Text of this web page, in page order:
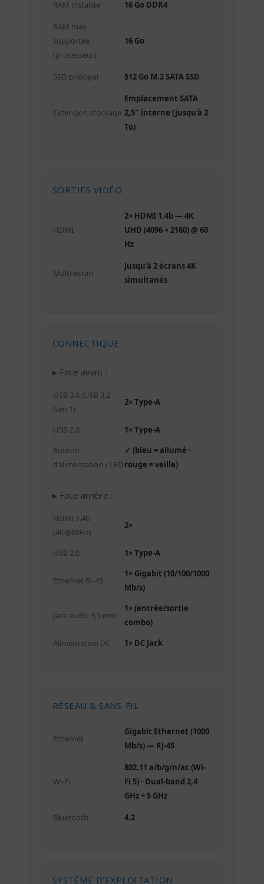
RAM installée 16 Go DDR4
RAM max
supportée
(processeur)
16 Go
SSD principal 512 Go M.2 SATA SSD
Extension stockage
Emplacement SATA
2,5″ interne (jusqu’à 2
To)
SORTIES VIDÉO
HDMI
2× HDMI 1.4b — 4K
UHD (4096 × 2160) @ 60
Hz
Multi-écran
Jusqu’à 2 écrans 4K
simultanés
CONNECTIQUE
▸ Face avant :
USB 3.0 (USB 3.2
Gen 1)
2× Type-A
USB 2.0
1× Type-A
Bouton
d’alimentation / LED
✓ (bleu = allumé ·
rouge = veille)
▸ Face arrière :
HDMI 1.4b
(4K@60Hz)
2×
USB 2.0 1× Type-A
Ethernet RJ-45
1× Gigabit (10/100/1000
Mb/s)
Jack audio 3,5 mm
1× (entrée/sortie
combo)
Alimentation DC
1× DC Jack
RÉSEAU & SANS-FIL
Ethernet
Gigabit Ethernet (1000
Mb/s) — RJ-45
Wi-Fi
802.11 a/b/g/n/ac (Wi-
Fi 5) · Dual-band 2,4
GHz + 5 GHz
Bluetooth 4.2
SYSTÈME D’EXPLOITATION